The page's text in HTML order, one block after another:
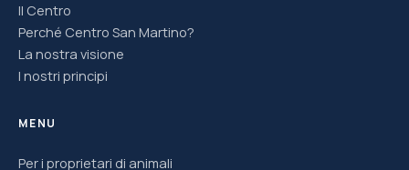
Il Centro
Perché Centro San Martino?
La nostra visione
I nostri principi
MENU
Per i proprietari di animali